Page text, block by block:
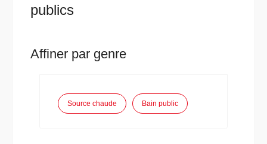
publics
Affiner par genre
Source chaude Bain public